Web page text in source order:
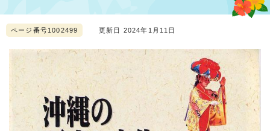
ページ番号1002499 更新日 2024年1月11日